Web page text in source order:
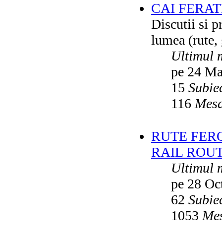
CAI
Discutii si
lumea (rute,
Ultimul
pe 24
15
116
RUTE
RAIL
Ultimul
pe 28
62
1053